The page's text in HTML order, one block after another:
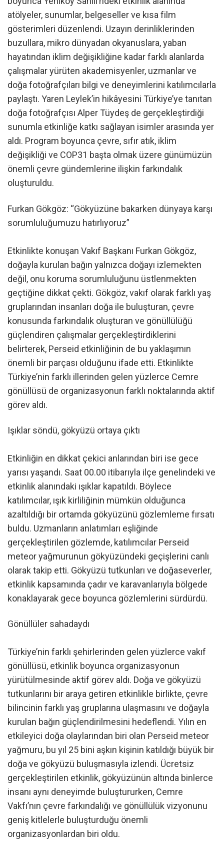
atölyeler, sunumlar, belgeseller ve kısa film
gösterimleri düzenlendi. Uzayın derinliklerinden
buzullara, mikro dünyadan okyanuslara, yaban
hayatından iklim değişikliğine kadar farklı alanlarda
çalışmalar yürüten akademisyenler, uzmanlar ve
doğa fotoğrafçıları bilgi ve deneyimlerini katılımcılarla
paylaştı. Yaren Leylek’in hikâyesini Türkiye’ye tanıtan
doğa fotoğrafçısı Alper Tüydeş de gerçekleştirdiği
sunumla etkinliğe katkı sağlayan isimler arasında yer
aldı. Program boyunca çevre, sıfır atık, iklim
değişikliği ve COP31 başta olmak üzere günümüzün
önemli çevre gündemlerine ilişkin farkındalık
oluşturuldu.
Furkan Gökgöz: “Gökyüzüne bakarken dünyaya karşı
sorumluluğumuzu hatırlıyoruz”
Etkinlikte konuşan Vakıf Başkanı Furkan Gökgöz,
doğayla kurulan bağın yalnızca doğayı izlemekten
değil, onu koruma sorumluluğunu üstlenmekten
geçtiğine dikkat çekti. Gökgöz, vakıf olarak farklı yaş
gruplarından insanları doğa ile buluşturan, çevre
konusunda farkındalık oluşturan ve gönüllülüğü
güçlendiren çalışmalar gerçekleştirdiklerini
belirterek, Perseid etkinliğinin de bu yaklaşımın
önemli bir parçası olduğunu ifade etti. Etkinlikte
Türkiye’nin farklı illerinden gelen yüzlerce Cemre
gönüllüsü de organizasyonun farklı noktalarında aktif
görev aldı.
Işıklar söndü, gökyüzü ortaya çıktı
Etkinliğin en dikkat çekici anlarından biri ise gece
yarısı yaşandı. Saat 00.00 itibarıyla ilçe genelindeki ve
etkinlik alanındaki ışıklar kapatıldı. Böylece
katılımcılar, ışık kirliliğinin mümkün olduğunca
azaltıldığı bir ortamda gökyüzünü gözlemleme fırsatı
buldu. Uzmanların anlatımları eşliğinde
gerçekleştirilen gözlemde, katılımcılar Perseid
meteor yağmurunun gökyüzündeki geçişlerini canlı
olarak takip etti. Gökyüzü tutkunları ve doğaseverler,
etkinlik kapsamında çadır ve karavanlarıyla bölgede
konaklayarak gece boyunca gözlemlerini sürdürdü.
Gönüllüler sahadaydı
Türkiye’nin farklı şehirlerinden gelen yüzlerce vakıf
gönüllüsü, etkinlik boyunca organizasyonun
yürütülmesinde aktif görev aldı. Doğa ve gökyüzü
tutkunlarını bir araya getiren etkinlikle birlikte, çevre
bilincinin farklı yaş gruplarına ulaşmasını ve doğayla
kurulan bağın güçlendirilmesini hedeflendi. Yılın en
etkileyici doğa olaylarından biri olan Perseid meteor
yağmuru, bu yıl 25 bini aşkın kişinin katıldığı büyük bir
doğa ve gökyüzü buluşmasıyla izlendi. Ücretsiz
gerçekleştirilen etkinlik, gökyüzünün altında binlerce
insanı aynı deneyimde buluştururken, Cemre
Vakfı’nın çevre farkındalığı ve gönüllülük vizyonunu
geniş kitlelerle buluşturduğu önemli
organizasyonlardan biri oldu.